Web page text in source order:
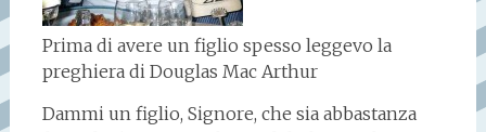
Prima di avere un figlio spesso leggevo la
preghiera di Douglas Mac Arthur
Dammi un figlio, Signore, che sia abbastanza